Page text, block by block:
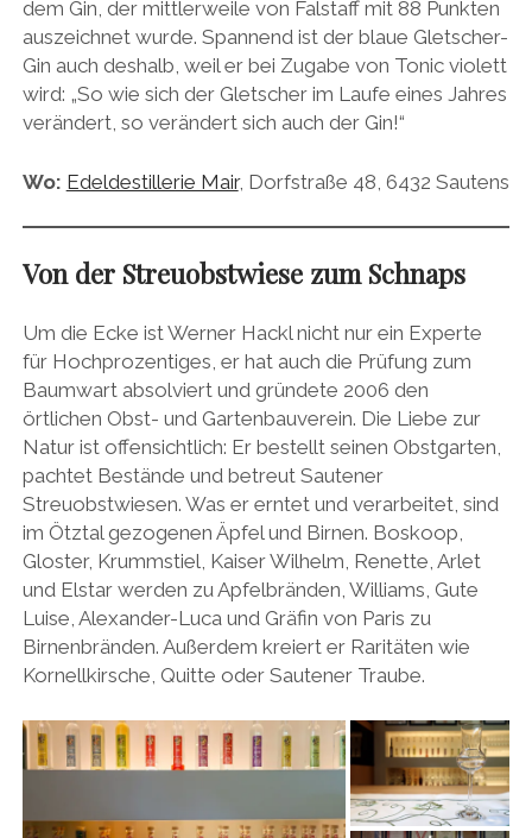
dem Gin, der mittlerweile von Falstaff mit 88 Punkten
auszeichnet wurde. Spannend ist der blaue Gletscher-
Gin auch deshalb, weil er bei Zugabe von Tonic violett
wird: „So wie sich der Gletscher im Laufe eines Jahres
verändert, so verändert sich auch der Gin!“
Wo: Edeldestillerie Mair, Dorfstraße 48, 6432 Sautens
Von der Streuobstwiese zum Schnaps
Um die Ecke ist Werner Hackl nicht nur ein Experte
für Hochprozentiges, er hat auch die Prüfung zum
Baumwart absolviert und gründete 2006 den
örtlichen Obst- und Gartenbauverein. Die Liebe zur
Natur ist offensichtlich: Er bestellt seinen Obstgarten,
pachtet Bestände und betreut Sautener
Streuobstwiesen. Was er erntet und verarbeitet, sind
im Ötztal gezogenen Äpfel und Birnen. Boskoop,
Gloster, Krummstiel, Kaiser Wilhelm, Renette, Arlet
und Elstar werden zu Apfelbränden, Williams, Gute
Luise, Alexander-Luca und Gräfin von Paris zu
Birnenbränden. Außerdem kreiert er Raritäten wie
Kornellkirsche, Quitte oder Sautener Traube.